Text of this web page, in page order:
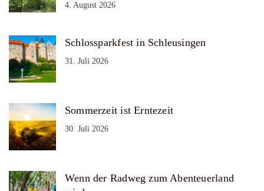
4. August 2026
Schlossparkfest in Schleusingen
31. Juli 2026
Sommerzeit ist Erntezeit
30. Juli 2026
Wenn der Radweg zum Abenteuerland